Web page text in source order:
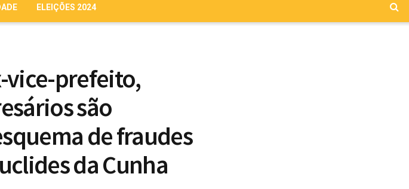
ELEIÇÕES 2024
vice-prefeito,
são
de fraudes
da Cunha